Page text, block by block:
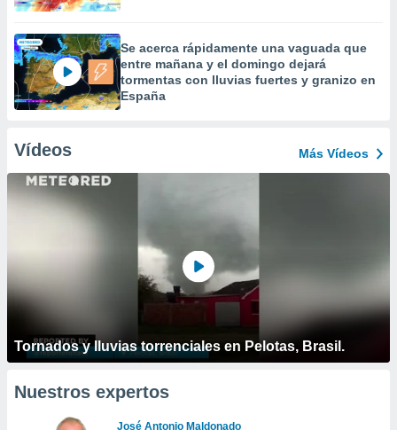
Se acerca rápidamente una vaguada que
entre mañana y el domingo dejará
tormentas con lluvias fuertes y granizo en
España
Vídeos Más Vídeos
Tornados y lluvias torrenciales en Pelotas, Brasil.
Nuestros expertos
José Antonio Maldonado